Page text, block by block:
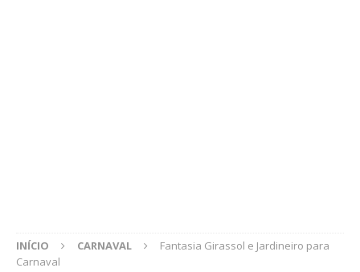
INÍCIO CARNAVAL
Fantasia Girassol e Jardineiro para
Carnaval